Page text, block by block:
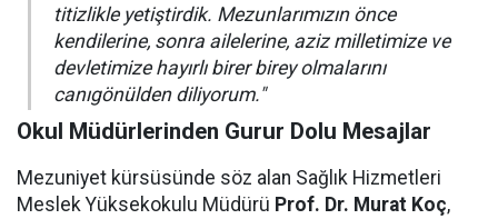
titizlikle yetiştirdik. Mezunlarımızın önce
kendilerine, sonra ailelerine, aziz milletimize ve
devletimize hayırlı birer birey olmalarını
canıgönülden diliyorum."
Okul Müdürlerinden Gurur Dolu Mesajlar
Mezuniyet kürsüsünde söz alan Sağlık Hizmetleri
Meslek Yüksekokulu Müdürü Prof. Dr. Murat Koç,